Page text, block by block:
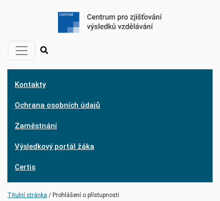
Kontakty
Ochrana osobních údajů
Zaměstnání
Výsledkový portál žáka
Certis
Titulní stránka Prohlášení o přístupnosti